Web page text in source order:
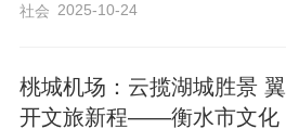
社会 2025-10-24
​桃城机场：云揽湖城胜景 翼
开文旅新程——衡水市文化